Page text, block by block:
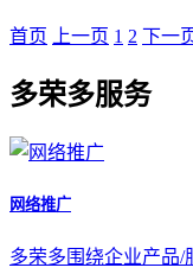
首页 上一页 1 2 下一
多荣多服务
网络推广
多荣多围绕企业产品/